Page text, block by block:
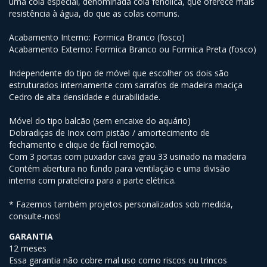
resistência à água, do que as colas comuns.
Acabamento Interno: Formica Branco (fosco)
Acabamento Externo: Formica Branco ou Formica Preta (fosco)
Independente do tipo de móvel que escolher os dois são
estruturados internamente com sarrafos de madeira maciça
Cedro de alta densidade e durabilidade.
Móvel do tipo balcão (sem encaixe do aquário)
Dobradiças de Inox com pistão / amortecimento de
fechamento e clique de fácil remoção.
Com 3 portas com puxador cava grau 33 usinado na madeira
Contém abertura no fundo para ventilação e uma divisão
interna com prateleira para a parte elétrica.
* Fazemos também projetos personalizados sob medida,
consulte-nos!
GARANTIA
12 meses
Essa garantia não cobre mal uso como riscos ou trincos